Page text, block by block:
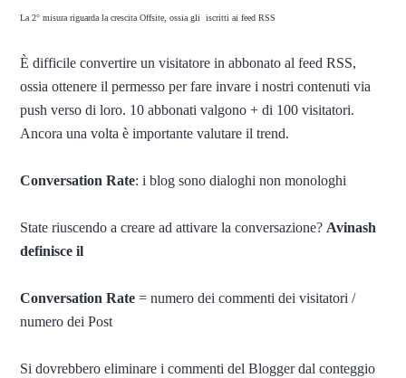
La 2° misura riguarda la crescita Offsite, ossia gli iscritti ai feed RSS
È difficile convertire un visitatore in abbonato al feed RSS,
ossia ottenere il permesso per fare invare i nostri contenuti via
push verso di loro. 10 abbonati valgono + di 100 visitatori.
Ancora una volta è importante valutare il trend.
Conversation Rate: i blog sono dialoghi non monologhi
State riuscendo a creare ad attivare la conversazione? Avinash
definisce il
Conversation Rate= numero dei commenti dei visitatori /
numero dei Post
Si dovrebbero eliminare i commenti del Blogger dal conteggio